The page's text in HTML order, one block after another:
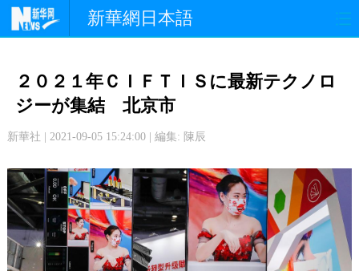
新華網日本語
文 化 観 光
中日交流 国 際
写 真
２０２１年ＣＩＦＴＩＳに最新テクノロ
ジーが集結 北京市
新華社 | 2021-09-05 15:24:00 | 編集: 陳辰